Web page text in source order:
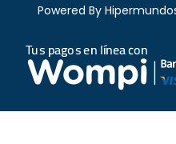
Powered By